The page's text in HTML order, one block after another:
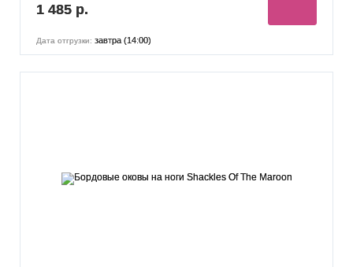
1 485 р.
Дата отгрузки: завтра (14:00)